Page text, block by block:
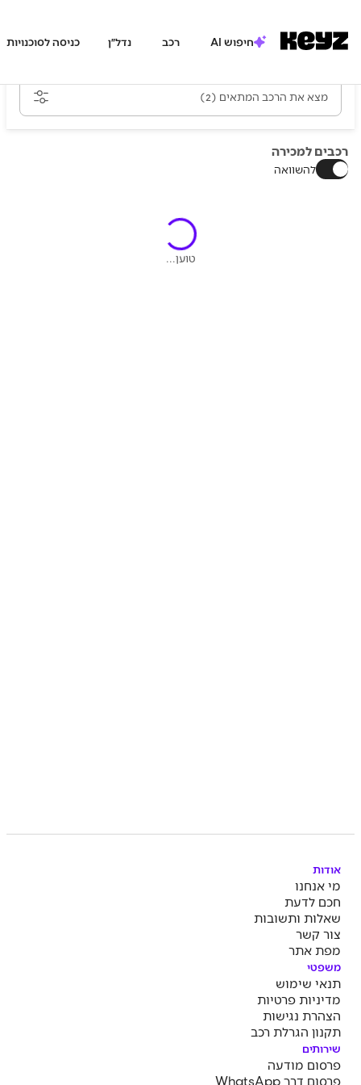
חיפוש AI רכב נדל״ן כניסה לסוכנויות
מצא את הרכב המתאים (2)
רכבים למכירה
להשוואה
טוען...
אודות
מי אנחנו
חכם לדעת
שאלות ותשובות
צור קשר
מפת אתר
משפטי
תנאי שימוש
מדיניות פרטיות
הצהרת נגישות
תקנון הגרלת רכב
שירותים
פרסום מודעה
פרסום דרך WhatsApp